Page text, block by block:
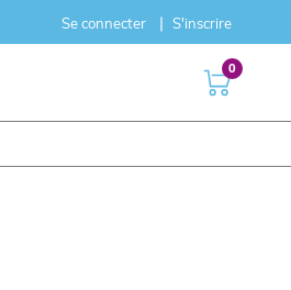
Se connecter S'inscrire
0